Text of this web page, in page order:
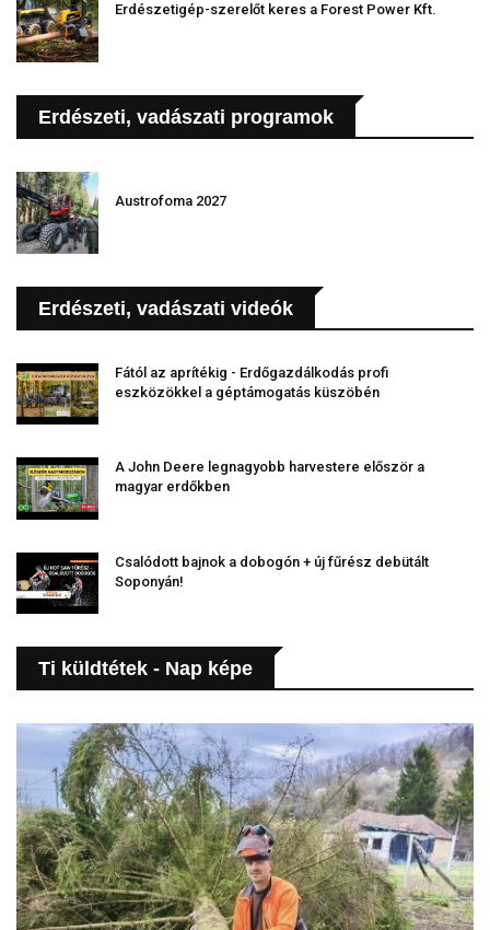
Erdészetigép-szerelőt keres a Forest Power Kft.
Erdészeti, vadászati programok
Austrofoma 2027
Erdészeti, vadászati videók
Fától az aprítékig - Erdőgazdálkodás profi
eszközökkel a géptámogatás küszöbén
A John Deere legnagyobb harvestere először a
magyar erdőkben
Csalódott bajnok a dobogón + új fűrész debütált
Soponyán!
Ti küldtétek - Nap képe